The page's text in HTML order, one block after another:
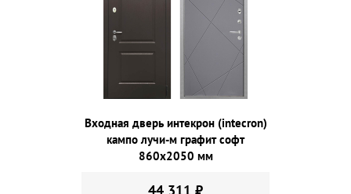
Входная дверь интекрон (intecron)
кампо лучи-м графит софт
860х2050 мм